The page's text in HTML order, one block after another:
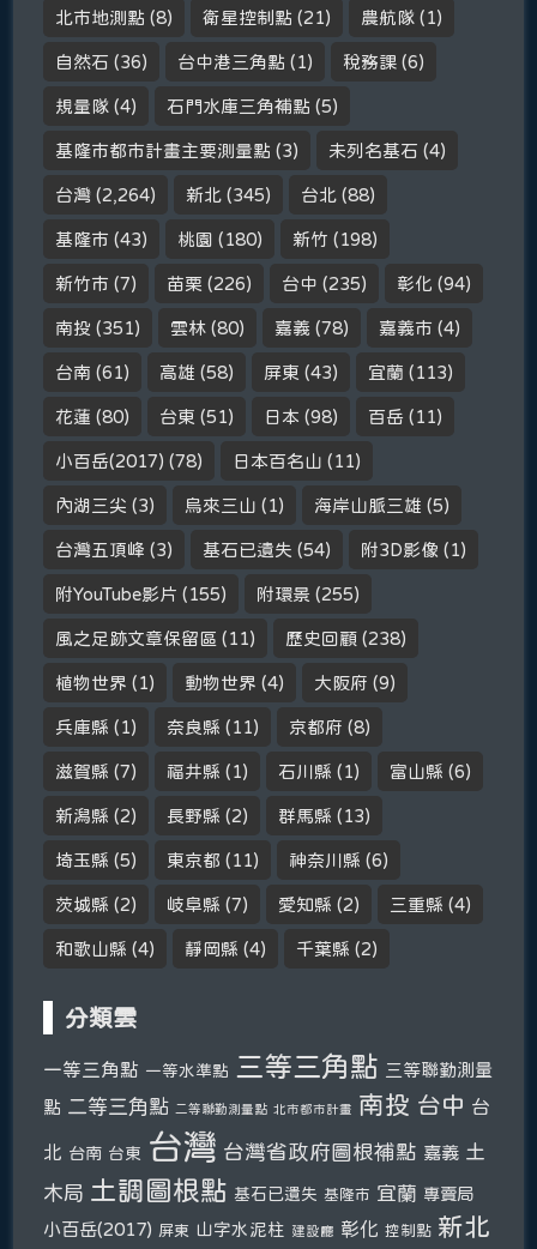
北市地測點 (8) 衛星控制點 (21) 農航隊 (1)
自然石 (36) 台中港三角點 (1) 稅務課 (6)
規量隊 (4) 石門水庫三角補點 (5)
基隆市都市計畫主要測量點 (3) 未列名基石 (4)
台灣 (2,264) 新北 (345) 台北 (88)
基隆市 (43) 桃園 (180) 新竹 (198)
新竹市 (7) 苗栗 (226) 台中 (235) 彰化 (94)
南投 (351) 雲林 (80) 嘉義 (78) 嘉義市 (4)
台南 (61) 高雄 (58) 屏東 (43) 宜蘭 (113)
花蓮 (80) 台東 (51) 日本 (98) 百岳 (11)
小百岳(2017) (78) 日本百名山 (11)
內湖三尖 (3) 烏來三山 (1) 海岸山脈三雄 (5)
台灣五頂峰 (3) 基石已遺失 (54) 附3D影像 (1)
附YouTube影片 (155) 附環景 (255)
風之足跡文章保留區 (11) 歷史回顧 (238)
植物世界 (1) 動物世界 (4) 大阪府 (9)
兵庫縣 (1) 奈良縣 (11) 京都府 (8)
滋賀縣 (7) 福井縣 (1) 石川縣 (1) 富山縣 (6)
新潟縣 (2) 長野縣 (2) 群馬縣 (13)
埼玉縣 (5) 東京都 (11) 神奈川縣 (6)
茨城縣 (2) 岐阜縣 (7) 愛知縣 (2) 三重縣 (4)
和歌山縣 (4) 靜岡縣 (4) 千葉縣 (2)
分類雲
一等三角點 一等水準點 三等三角點 三等聯勤測量
點 二等三角點 二等聯勤測量點 北市都市計畫 南投 台中 台
北 台南 台東 台灣 台灣省政府圖根補點 嘉義 土
木局 土調圖根點 基石已遺失 基隆市 宜蘭 專賣局
小百岳(2017) 屏東 山字水泥柱 建設廳 彰化 控制點 新北